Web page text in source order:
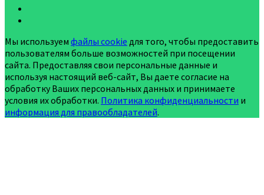
Мы используем файлы cookie для того, чтобы предоставить
пользователям больше возможностей при посещении
сайта. Предоставляя свои персональные данные и
используя настоящий веб-сайт, Вы даете согласие на
обработку Ваших персональных данных и принимаете
условия их обработки. Политика конфиденциальности и
информация для правообладателей.